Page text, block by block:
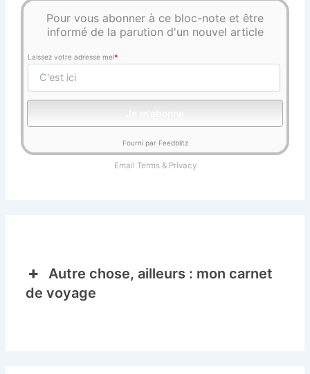
Pour vous abonner à ce bloc-note et être
informé de la parution d'un nouvel article
Laissez votre adresse mel*
Fourni par Feedblitz
Email Terms& Privacy
Autre chose, ailleurs : mon carnet
de voyage